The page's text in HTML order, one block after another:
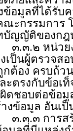
ข้อมูลที่ได้รับ
ะกรรมการ
บัญญัติของกฎ
หน่วยงา
เป็นผู้ตรวจส
ต้อง ครบถ้ว
ะตรงกับข้อเท็
ดชอบต่อข้อ
งข้อมูล อันเป็
การสร้าง